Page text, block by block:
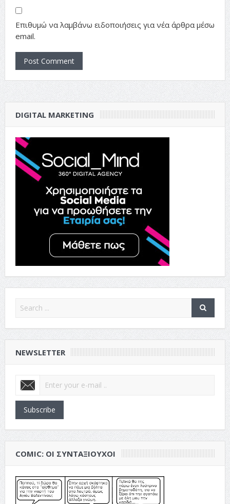
Επιθυμώ να λαμβάνω ειδοποιήσεις για νέα άρθρα μέσω
email.
DIGITAL MARKETING
NEWSLETTER
Subscribe
COMIC: ΟΙ ΣΥΝΤΑΞΙΟΎΧΟΙ